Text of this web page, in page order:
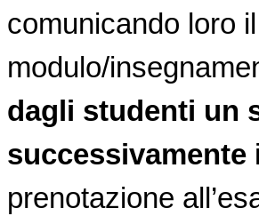
comunicando loro
modulo/
dagli studenti un
successivamente
prenotazione